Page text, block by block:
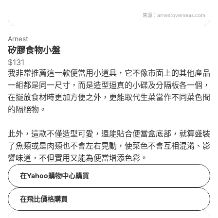
來源： arnestoverseas.com
Arnest
矽膠食物小盤
$131
我非常推薦這一款便當用小道具，它不像市面上的其他產品
一組都是同一尺寸，而是造型逼真的小碟及分隔板各一個，
在擺放食材時更加方便之外，更能取代生菜當作不同菜色間
的隔絕物。
此外，這款不僅造型可愛，還能貼合便當盒底部，就算盛裝
了魚類或是肉類也不會左右晃動，使菜色不會互相混淆、影
響味道，不但實用又能為便當增添色彩。
在Yahoo購物中心購買
在飛比價格購買